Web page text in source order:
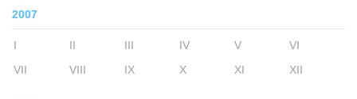
2007
I II III IV V
VI
VII
VIII IX X XI XII